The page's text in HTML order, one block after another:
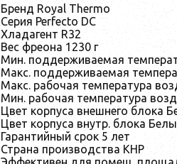
Бренд Royal Thermo
Серия Perfecto DC
Хладагент R32
Вес фреона 1230 г
Мин. поддерживаемая
Макс. поддерживаемая
Макс. рабочая температура
Мин. рабочая температура
Цвет корпуса внешнего блока
Цвет корпуса внутр. блока
Гарантийный срок 5 лет
Страна производства КНР